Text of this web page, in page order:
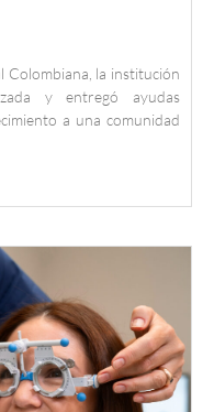
Colombiana, la institución
y entregó ayudas
a una comunidad